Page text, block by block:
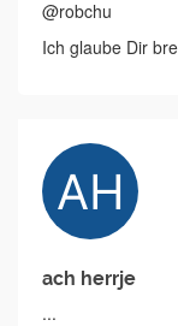
@robchu
Ich glaube Dir
ach herrje
...